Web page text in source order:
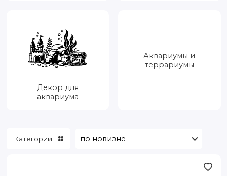
Декор для
аквариума
Аквариумы и
террариумы
Категории: